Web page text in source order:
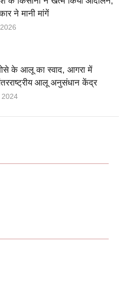
ने मानी मांगें
के आलू का स्वाद, आगरा में
आलू अनुसंधान केंद्र
2024